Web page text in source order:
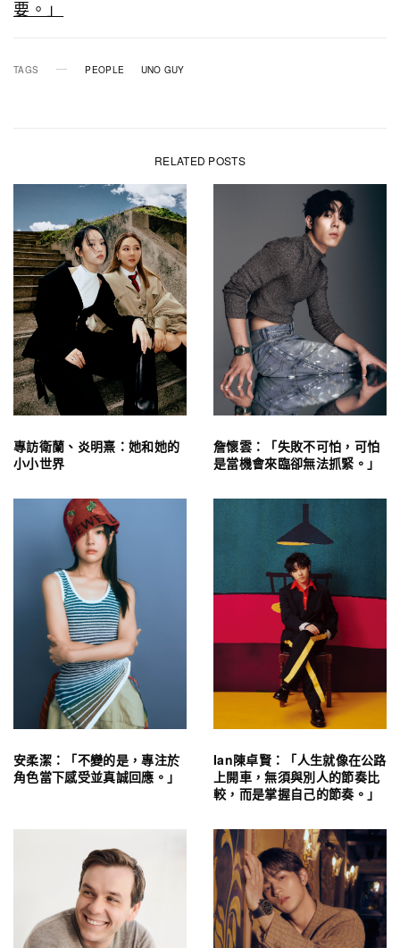
要。」
TAGS PEOPLE UNO GUY
RELATED POSTS
專訪衛蘭、炎明熹：她和她的
小小世界
詹懷雲：「失敗不可怕，可怕
是當機會來臨卻無法抓緊。」
安柔潔：「不變的是，專注於
角色當下感受並真誠回應。」
Ian陳卓賢：「人生就像在公路
上開車，無須與別人的節奏比
較，而是掌握自己的節奏。」